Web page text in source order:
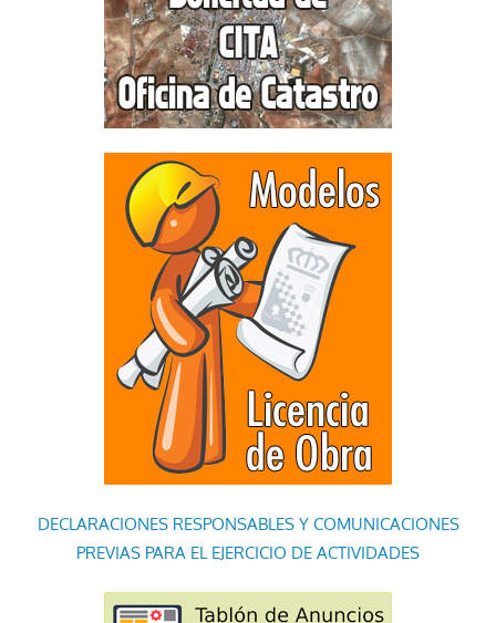
DECLARACIONES RESPONSABLES Y COMUNICACIONES
PREVIAS PARA EL EJERCICIO DE ACTIVIDADES